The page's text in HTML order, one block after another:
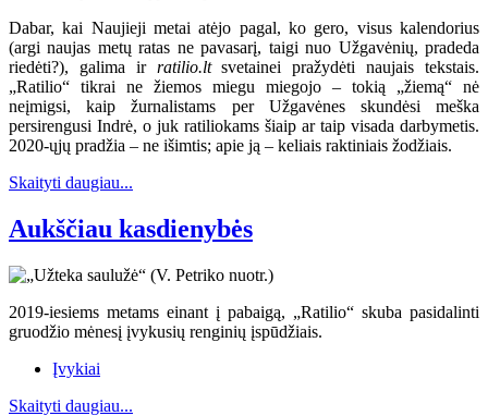
Dabar, kai Naujieji metai atėjo pagal, ko gero, visus kalendorius
(argi naujas metų ratas ne pavasarį, taigi nuo Užgavėnių, pradeda
riedėti?), galima ir ratilio.ltsvetainei pražydėti naujais tekstais.
„Ratilio“ tikrai ne žiemos miegu miegojo – tokią „žiemą“ nė
neįmigsi, kaip žurnalistams per Užgavėnes skundėsi meška
persirengusi Indrė, o juk ratiliokams šiaip ar taip visada darbymetis.
2020-ųjų pradžia – ne išimtis; apie ją – keliais raktiniais žodžiais.
Skaityti daugiau...
Aukščiau kasdienybės
2019-iesiems metams einant į pabaigą, „Ratilio“ skuba pasidalinti
gruodžio mėnesį įvykusių renginių įspūdžiais.
Įvykiai
Skaityti daugiau...